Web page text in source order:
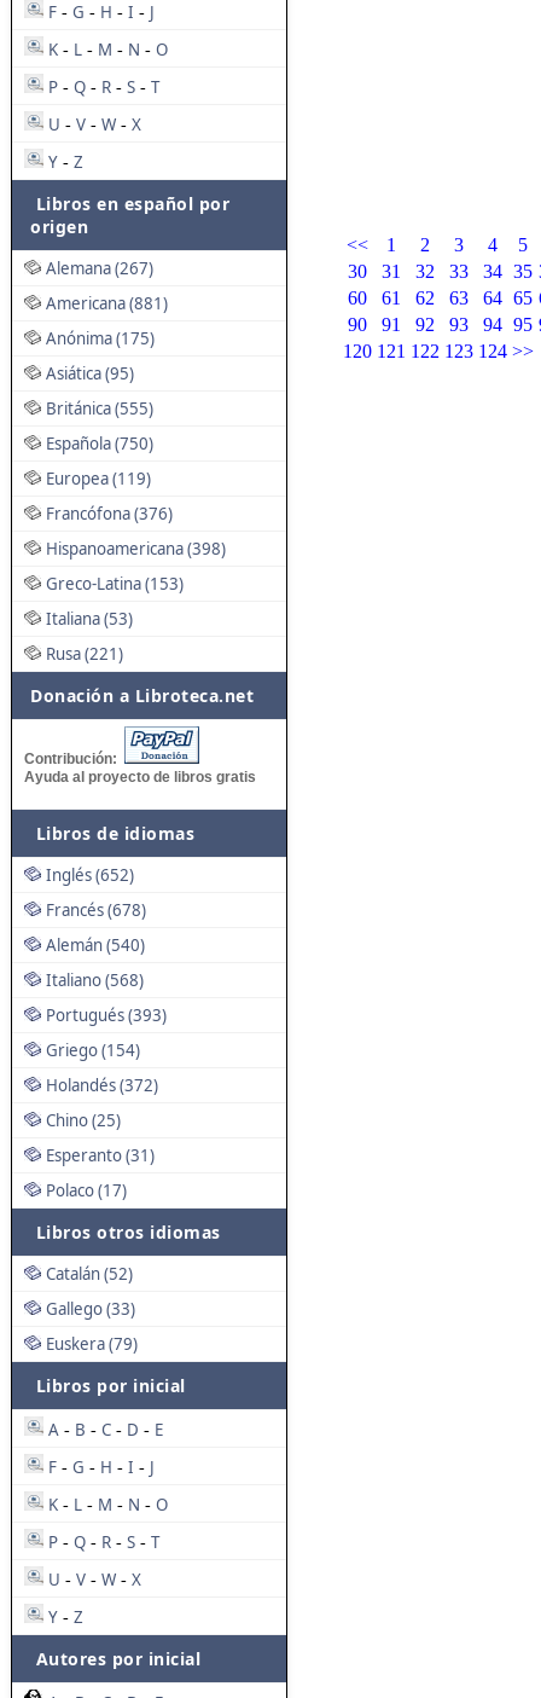
F - G - H - I - J
K - L - M - N - O
P - Q - R - S - T
U - V - W - X
Y - Z
Libros en español por
origen
Alemana (267)
Americana (881)
Anónima (175)
Asiática (95)
Británica (555)
Española (750)
Europea (119)
Francófona (376)
Hispanoamericana (398)
Greco-Latina (153)
Italiana (53)
Rusa (221)
Donación a Libroteca.net
Contribución:
Ayuda al proyecto de libros gratis
Libros de idiomas
Inglés (652)
Francés (678)
Alemán (540)
Italiano (568)
Portugués (393)
Griego (154)
Holandés (372)
Chino (25)
Esperanto (31)
Polaco (17)
Libros otros idiomas
Catalán (52)
Gallego (33)
Euskera (79)
Libros por inicial
A - B - C - D - E
F - G - H - I - J
K - L - M - N - O
P - Q - R - S - T
U - V - W - X
Y - Z
Autores por inicial
<< 1 2 3 4
5
30
31 32 33 34 35
60
61 62 63 64 65
90
91 92 93 94 95
120 121 122 123 124 >>